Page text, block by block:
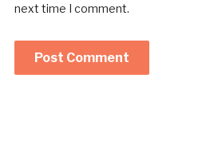
next time I comment.